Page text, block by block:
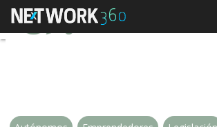
RSC e Internet